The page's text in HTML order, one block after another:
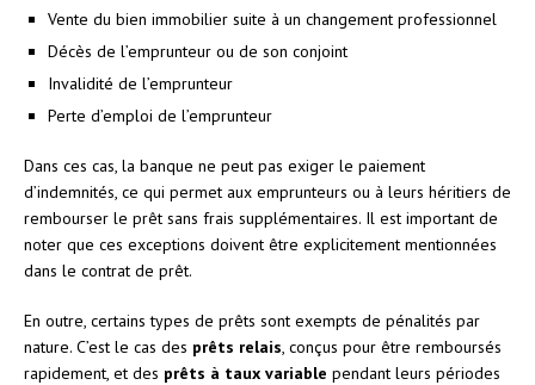
Vente du bien immobilier suite à un changement professionnel
Décès de l’emprunteur ou de son conjoint
Invalidité de l’emprunteur
Perte d’emploi de l’emprunteur
Dans ces cas, la banque ne peut pas exiger le paiement
d’indemnités, ce qui permet aux emprunteurs ou à leurs héritiers de
rembourser le prêt sans frais supplémentaires. Il est important de
noter que ces exceptions doivent être explicitement mentionnées
dans le contrat de prêt.
En outre, certains types de prêts sont exempts de pénalités par
nature. C’est le cas des prêts relais , conçus pour être remboursés
rapidement, et des prêts à taux variable pendant leurs périodes